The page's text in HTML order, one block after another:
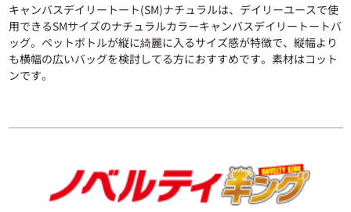
キャンバスデイリートート(SM)ナチュラルは、デイリーユースで使
用できるSMサイズのナチュラルカラーキャンバスデイリートートバ
ッグ。ペットボトルが縦に綺麗に入るサイズ感が特徴で、縦幅より
も横幅の広いバッグを検討してる方におすすめです。素材はコット
ンです。